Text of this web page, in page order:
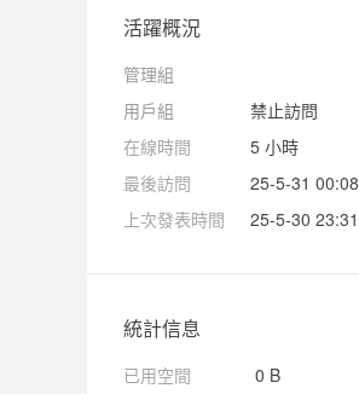
活躍概況
管理組
用戶組
禁止訪問
在線時間
5 小時
最後訪問
25-5-31 00:08
上次發表時間
25-5-30 23:31
統計信息
已用空間 0 B